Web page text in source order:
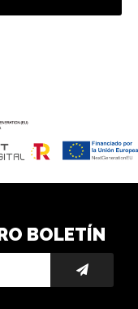
BOLETÍN